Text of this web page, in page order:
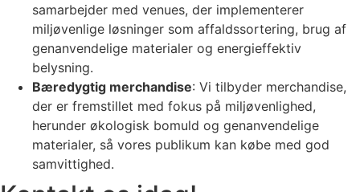
samarbejder med venues, der implementerer
miljøvenlige løsninger som affaldssortering, brug af
genanvendelige materialer og energieffektiv
belysning.
Bæredygtig merchandise: Vi tilbyder merchandise,
der er fremstillet med fokus på miljøvenlighed,
herunder økologisk bomuld og genanvendelige
materialer, så vores publikum kan købe med god
samvittighed.